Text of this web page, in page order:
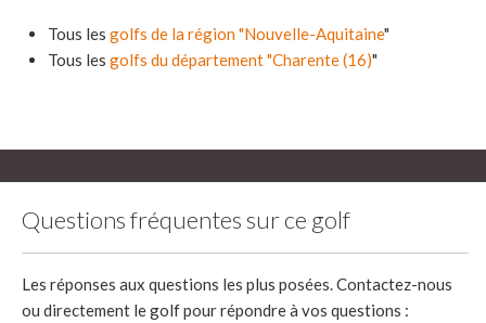
Tous les golfs de la région "Nouvelle-Aquitaine"
Tous les golfs du département "Charente (16)"
Questions fréquentes sur ce golf
Les réponses aux questions les plus posées. Contactez-nous
ou directement le golf pour répondre à vos questions :